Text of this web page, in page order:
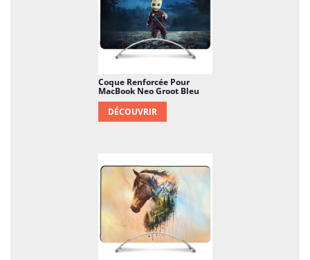
Coque Renforcée Pour
MacBook Neo Groot Bleu
DÉCOUVRIR